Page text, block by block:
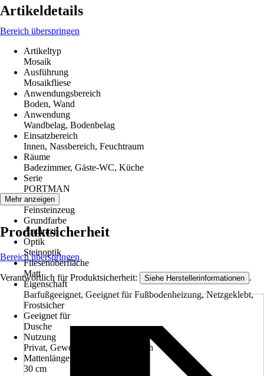
Artikeldetails
Bereich überspringen
Artikeltyp
Mosaik
Ausführung
Mosaikfliese
Anwendungsbereich
Boden, Wand
Anwendung
Wandbelag, Bodenbelag
Einsatzbereich
Innen, Nassbereich, Feuchtraum
Räume
Badezimmer, Gäste-WC, Küche
Serie
PORTMAN
Material
Feinsteinzeug
Grundfarbe
Anthrazit
Optik
Steinoptik
Fliesenoberfläche
Matt
Eigenschaft
Barfußgeeignet, Geeignet für Fußbodenheizung, Netzgeklebt,
Frostsicher
Geeignet für
Dusche
Nutzung
Privat, Gewerblich / Objektbereich
Mattenlänge
30 cm
Mehr anzeigen
Produktsicherheit
Bereich überspringen
Verantwortlich für Produktsicherheit: Siehe Herstellerinformationen .